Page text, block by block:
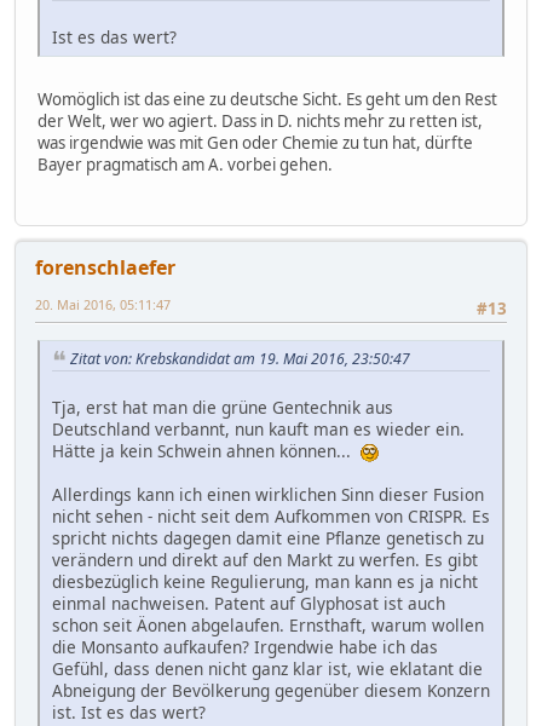
Ist es das wert?
Womöglich ist das eine zu deutsche Sicht. Es geht um den Rest
der Welt, wer wo agiert. Dass in D. nichts mehr zu retten ist,
was irgendwie was mit Gen oder Chemie zu tun hat, dürfte
Bayer pragmatisch am A. vorbei gehen.
forenschlaefer
#13
20. Mai 2016, 05:11:47
Zitat von: Krebskandidat am 19. Mai 2016, 23:50:47
Tja, erst hat man die grüne Gentechnik aus
Deutschland verbannt, nun kauft man es wieder ein.
Hätte ja kein Schwein ahnen können...
Allerdings kann ich einen wirklichen Sinn dieser Fusion
nicht sehen - nicht seit dem Aufkommen von CRISPR. Es
spricht nichts dagegen damit eine Pflanze genetisch zu
verändern und direkt auf den Markt zu werfen. Es gibt
diesbezüglich keine Regulierung, man kann es ja nicht
einmal nachweisen. Patent auf Glyphosat ist auch
schon seit Äonen abgelaufen. Ernsthaft, warum wollen
die Monsanto aufkaufen? Irgendwie habe ich das
Gefühl, dass denen nicht ganz klar ist, wie eklatant die
Abneigung der Bevölkerung gegenüber diesem Konzern
ist. Ist es das wert?